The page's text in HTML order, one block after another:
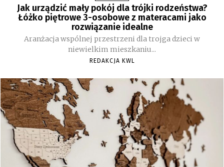
Jak urządzić mały pokój dla trójki rodzeństwa?
Łóżko piętrowe 3-osobowe z materacami jako
rozwiązanie idealne
Aranżacja wspólnej przestrzeni dla trojga dzieci w
niewielkim mieszkaniu...
REDAKCJA KWL